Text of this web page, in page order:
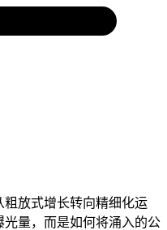
放式增长转向精细化运
量，而是如何将涌入的公